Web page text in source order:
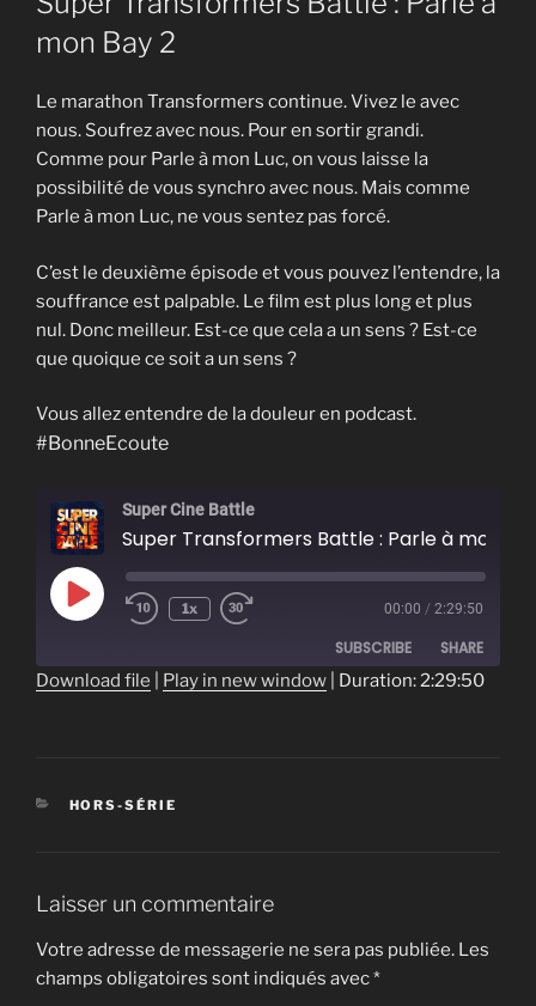
mon Bay 2
Le marathon Transformers continue. Vivez le avec
nous. Soufrez avec nous. Pour en sortir grandi.
Comme pour Parle à mon Luc, on vous laisse la
possibilité de vous synchro avec nous. Mais comme
Parle à mon Luc, ne vous sentez pas forcé.
C’est le deuxième épisode et vous pouvez l’entendre, la
souffrance est palpable. Le film est plus long et plus
nul. Donc meilleur. Est-ce que cela a un sens ? Est-ce
que quoique ce soit a un sens ?
Vous allez entendre de la douleur en podcast.
#BonneEcoute
Super Cine Battle
Play
Episode
1x 00:00 / 2:29:50
SUBSCRIBE SHARE
EMBED
Download file Play in new window Duration: 2:29:50
CATÉGORIES
HORS-SÉRIE
Laisser un commentaire
Votre adresse de messagerie ne sera pas publiée. Les
champs obligatoires sont indiqués avec*